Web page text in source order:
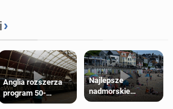
›
Anglia rozszerza
program 50-
procentowych
Najlepsze
nadmorskie
miasteczko blisko